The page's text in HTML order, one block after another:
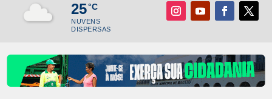
25°C
NUVENS
DISPERSAS